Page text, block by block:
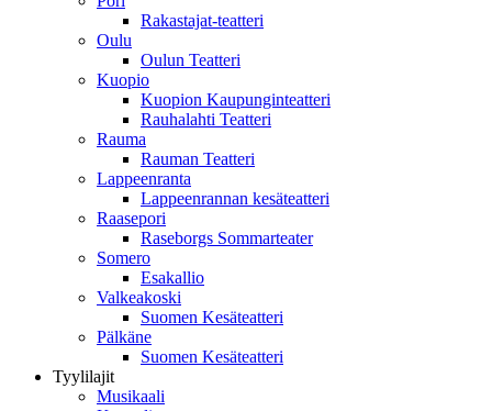
Rakastajat-teatteri
Oulu
Oulun Teatteri
Kuopio
Kuopion Kaupunginteatteri
Rauhalahti Teatteri
Rauma
Rauman Teatteri
Lappeenranta
Lappeenrannan kesäteatteri
Raasepori
Raseborgs Sommarteater
Somero
Esakallio
Valkeakoski
Suomen Kesäteatteri
Pälkäne
Suomen Kesäteatteri
Tyylilajit
Musikaali